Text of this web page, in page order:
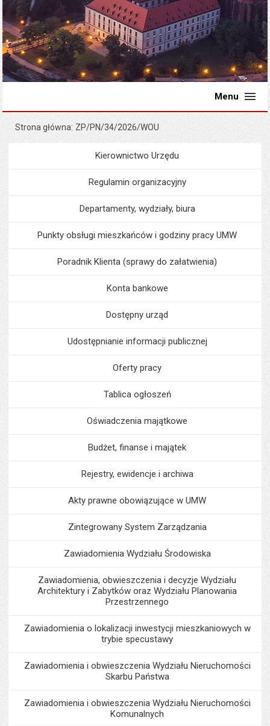
Menu
Strona główna ZP/PN/34/2026/WOU
MenuUrząd Miejski
Kierownictwo Urzędu
Regulamin organizacyjny
Departamenty, wydziały, biura
Punkty obsługi mieszkańców i godziny pracy UMW
Poradnik Klienta (sprawy do załatwienia)
Konta bankowe
Dostępny urząd
Udostępnianie informacji publicznej
Oferty pracy
Tablica ogłoszeń
Oświadczenia majątkowe
Budżet, finanse i majątek
Rejestry, ewidencje i archiwa
Akty prawne obowiązujące w UMW
Zintegrowany System Zarządzania
Zawiadomienia Wydziału Środowiska
Zawiadomienia, obwieszczenia i decyzje Wydziału
Architektury i Zabytków oraz Wydziału Planowania
Przestrzennego
Zawiadomienia o lokalizacji inwestycji mieszkaniowych w
trybie specustawy
Zawiadomienia i obwieszczenia Wydziału Nieruchomości
Skarbu Państwa
Zawiadomienia i obwieszczenia Wydziału Nieruchomości
Komunalnych